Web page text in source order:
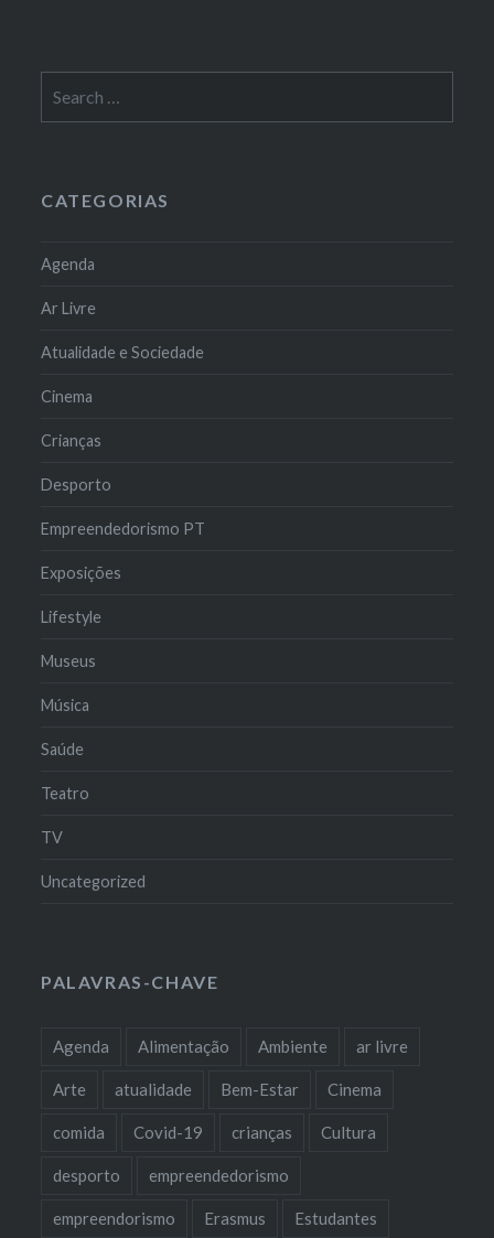
for:
CATEGORIAS
Agenda
Ar Livre
Atualidade e Sociedade
Cinema
Crianças
Desporto
Empreendedorismo PT
Exposições
Lifestyle
Museus
Música
Saúde
Teatro
TV
Uncategorized
PALAVRAS-CHAVE
Agenda Alimentação Ambiente ar livre
Arte atualidade Bem-Estar Cinema
comida Covid-19 crianças Cultura
desporto empreendedorismo
empreendorismo Erasmus Estudantes